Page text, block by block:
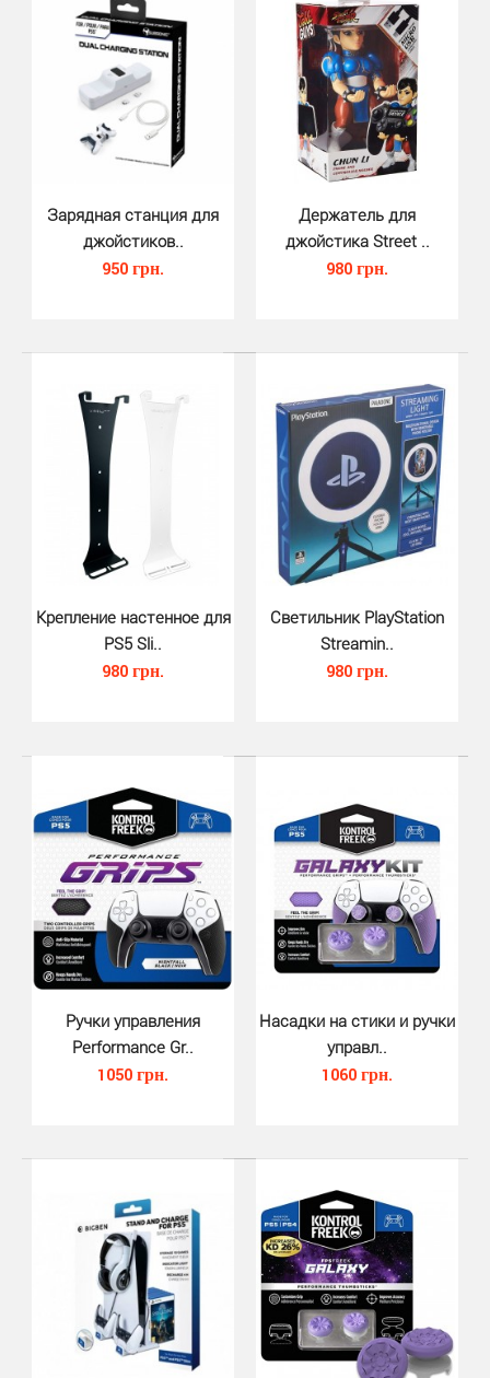
ORB) - очень удобный аксессуар для зарядки и пер..
Стилбук Call of Duty Modern War..
390 грн.
Стилбук Call of Duty Modern Warfare 3 отличное
дополнение для вашей коллекции!..
Насадки на стики джойстика Dual..
Насадки на стики джойстика DualSense Silicone Thumb
Grips 8шт на PS5 от Piranha - прочные высококаче..
Зарядная станция для
джойстиков..
950 грн.
Держатель для
джойстика Street ..
980 грн.
Крепление настенное для
PS5 Sli..
980 грн.
Светильник PlayStation
Streamin..
980 грн.
Ручки управления
Performance Gr..
1050 грн.
Насадки на стики и ручки
управл..
1060 грн.